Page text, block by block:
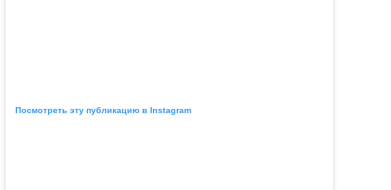
Посмотреть эту публикацию в Instagram